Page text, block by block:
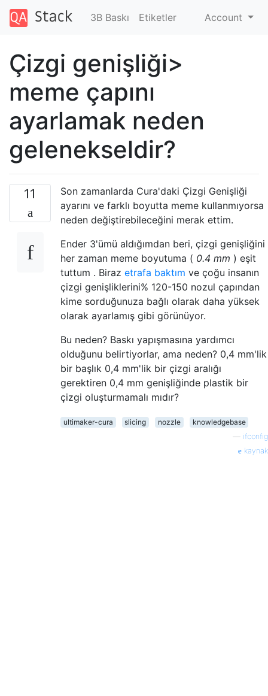
3B Baskı Etiketler Account
Çizgi genişliği>
meme çapını
ayarlamak neden
gelenekseldir?
11
Son zamanlarda Cura'daki Çizgi Genişliği
ayarını ve farklı boyutta meme kullanmıyorsa
neden değiştirebileceğini merak ettim.
Ender 3'ümü aldığımdan beri, çizgi genişliğini
her zaman meme boyutuma ( 0.4 mm ) eşit
tuttum . Biraz etrafa baktım ve çoğu insanın
çizgi genişliklerini% 120-150 nozul çapından
kime sorduğunuza bağlı olarak daha yüksek
olarak ayarlamış gibi görünüyor.
Bu neden? Baskı yapışmasına yardımcı
olduğunu belirtiyorlar, ama neden? 0,4 mm'lik
bir başlık 0,4 mm'lik bir çizgi aralığı
gerektiren 0,4 mm genişliğinde plastik bir
çizgi oluşturmamalı mıdır?
ultimaker-cura slicing nozzle
knowledgebase
ifconfig
kaynak